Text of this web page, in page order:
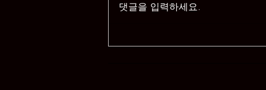
댓글을 입력하세요.